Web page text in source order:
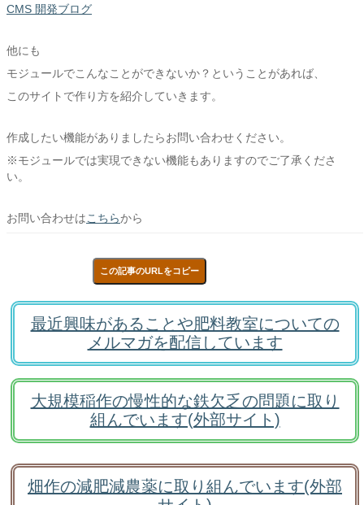
CMS 開発ブログ
他にも
モジュールでこんなことができないか？ということがあれば、
このサイトで作り方を紹介していきます。
作成したい機能がありましたらお問い合わせください。
※モジュールでは実現できない機能もありますのでご了承くださ
い。
お問い合わせはこちらから
この記事のURLをコピー
最近興味があることや肥料教室についての
メルマガを配信しています
大規模稲作の慢性的な鉄欠乏の問題に取り
組んでいます(外部サイト)
畑作の減肥減農薬に取り組んでいます(外部